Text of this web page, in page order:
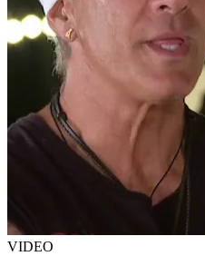
VIDEO